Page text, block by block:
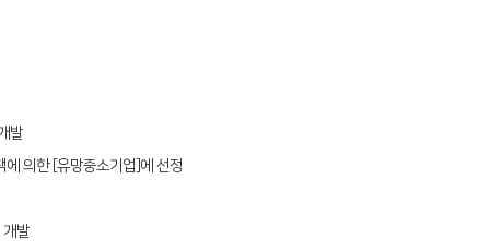
발
에 의한 [유망중소기업]에 선정
개발